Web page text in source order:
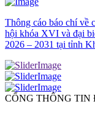
Thông cáo báo chí về
hội khóa XVI và đại
2026 – 2031 tại tỉnh
CỔNG THÔNG